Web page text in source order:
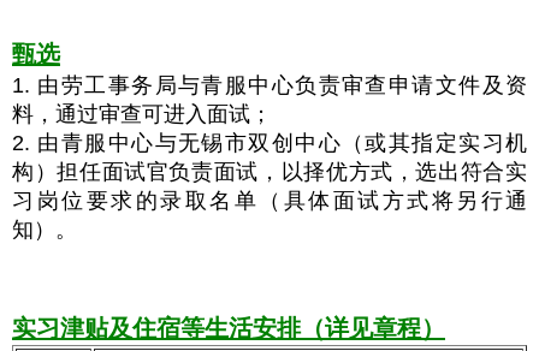
甄选
1. 由劳工事务局与青服中心负责审查申请文件及资
料，通过审查可进入面试；
2. 由青服中心与无锡市双创中心 （或其指定实习机
构）担任面试官负责面试，以择优方式，选出符合实
习岗位要求的录取名单（具体面试方式将另行通
知）。
实习津贴及住宿等生活安排（详见章程）